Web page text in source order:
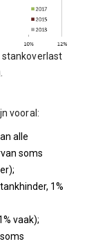
stankoverlast
vooral:
alle
soms
1%
vaak);